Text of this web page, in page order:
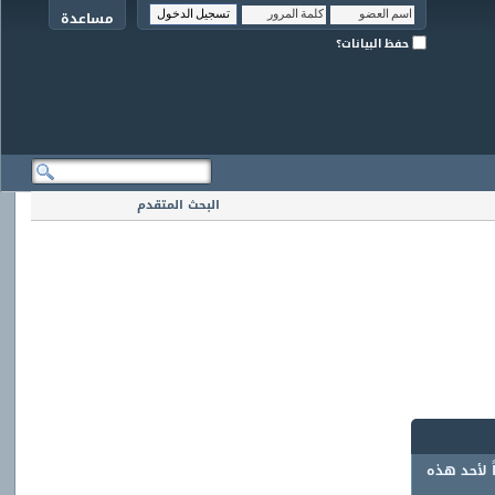
مساعدة
حفظ البيانات؟
البحث المتقدم
لأحد هذه